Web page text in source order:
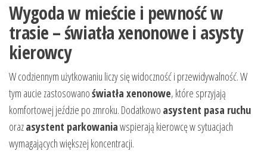
Wygoda w mieście i pewność w
trasie – światła xenonowe i asysty
kierowcy
W codziennym użytkowaniu liczy się widoczność i przewidywalność. W
tym aucie zastosowanoświatła xenonowe, które sprzyjają
komfortowej jeździe po zmroku. Dodatkowo asystent pasa ruchu
orazasystent parkowaniawspierają kierowcę w sytuacjach
wymagających większej koncentracji.